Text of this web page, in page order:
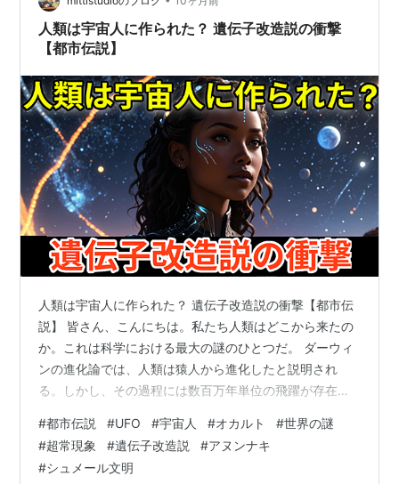
人類は宇宙人に作られた？ 遺伝子改造説の衝撃
【都市伝説】
人類は宇宙人に作られた？ 遺伝子改造説の衝撃【都市伝
説】 皆さん、こんにちは。私たち人類はどこから来たの
か。これは科学における最大の謎のひとつだ。 ダーウィ
ンの進化論では、人類は猿人から進化したと説明され
る。しかし、その過程には数百万年単位の飛躍が存在す
は偶然の産物なのか。 一方で、世界各地の神話や伝承に
は「天から降り立った存在が人類を作った」という共通
の物語が数多く残されている。もしそれが単なる神話で
#都市伝説 #UFO #宇宙人 #オカルト #世界の謎
#超常現象 #遺伝子改造説 #アヌンナキ
#シュメール文明